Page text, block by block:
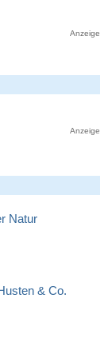
Anzeige
Anzeige
Natur
& Co.